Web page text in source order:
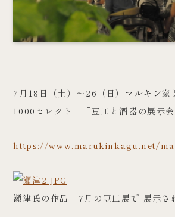
7月18日（土）～26（日）マルキン家
1000セレクト 「豆皿と酒器の展示会
https://www.marukinkagu.net/
瀬津氏の作品 7月の豆皿展で 展示さ